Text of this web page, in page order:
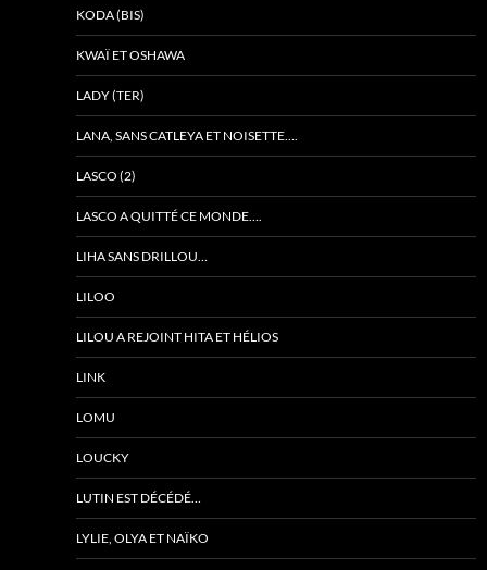
KODA (BIS)
KWAÏ ET OSHAWA
LADY (TER)
LANA, SANS CATLEYA ET NOISETTE….
LASCO (2)
LASCO A QUITTÉ CE MONDE….
LIHA SANS DRILLOU…
LILOO
LILOU A REJOINT HITA ET HÉLIOS
LINK
LOMU
LOUCKY
LUTIN EST DÉCÉDÉ…
LYLIE, OLYA ET NAÏKO